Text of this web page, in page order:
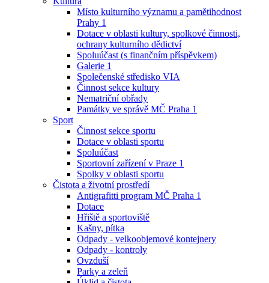
Místo kulturního významu a pamětihodnost
Prahy 1
Dotace v oblasti kultury, spolkové činnosti,
ochrany kulturního dědictví
Spoluúčast (s finančním příspěvkem)
Galerie 1
Společenské středisko VIA
Činnost sekce kultury
Nematriční obřady
Památky ve správě MČ Praha 1
Sport
Činnost sekce sportu
Dotace v oblasti sportu
Spoluúčast
Sportovní zařízení v Praze 1
Spolky v oblasti sportu
Čistota a životní prostředí
Antigrafitti program MČ Praha 1
Dotace
Hřiště a sportoviště
Kašny, pítka
Odpady - velkoobjemové kontejnery
Odpady - kontroly
Ovzduší
Parky a zeleň